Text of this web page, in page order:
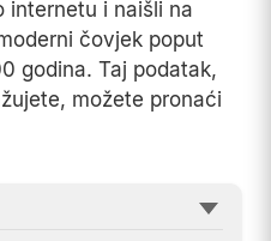
internetu i naišli na
čovjek poput
godina. Taj podatak,
možete pronaći